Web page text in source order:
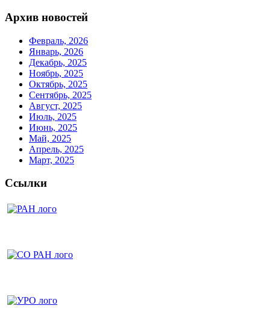
Архив новостей
Февраль, 2026
Январь, 2026
Декабрь, 2025
Ноябрь, 2025
Октябрь, 2025
Сентябрь, 2025
Август, 2025
Июль, 2025
Июнь, 2025
Май, 2025
Апрель, 2025
Март, 2025
Ссылки